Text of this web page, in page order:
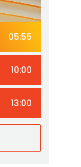
05:55
10:00
13:00